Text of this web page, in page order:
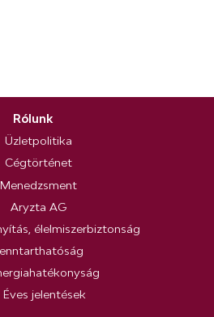
Rólunk
Üzletpolitika
Cégtörténet
Menedzsment
Aryzta AG
élelmiszerbiztonság
Éves jelentések